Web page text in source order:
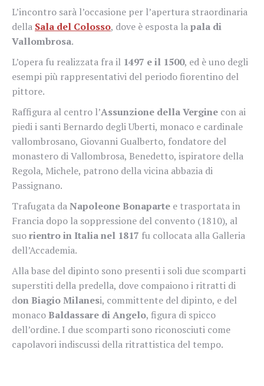
L’incontro sarà l’occasione per l’apertura straordinaria
della Sala del Colosso, dove è esposta lapala di
Vallombrosa.
L’opera fu realizzata fra il 1497 e il 1500, ed è uno degli
esempi più rappresentativi del periodo fiorentino del
pittore.
Raffigura al centro l’Assunzione della Vergine con ai
piedi i santi Bernardo degli Uberti, monaco e cardinale
vallombrosano, Giovanni Gualberto, fondatore del
monastero di Vallombrosa, Benedetto, ispiratore della
Regola, Michele, patrono della vicina abbazia di
Passignano.
Trafugata daNapoleone Bonaparte e trasportata in
Francia dopo la soppressione del convento (1810), al
suorientro in Italia nel 1817 fu collocata alla Galleria
dell’Accademia.
Alla base del dipinto sono presenti i soli due scomparti
superstiti della predella, dove compaiono i ritratti di
don Biagio Milanesi, committente del dipinto, e del
monacoBaldassare di Angelo, figura di spicco
dell’ordine. I due scomparti sono riconosciuti come
capolavori indiscussi della ritrattistica del tempo.